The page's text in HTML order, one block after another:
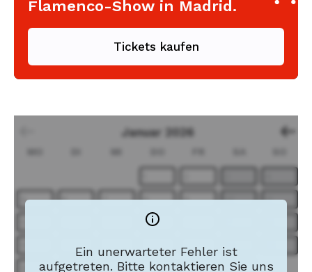
Flamenco-Show in Madrid.
Tickets kaufen